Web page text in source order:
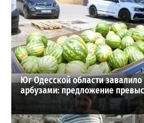
В одесском жилмассиве
мужчина: что известно
3
27-07-2026 в 13:47
ВИБОР РЕДАКЦИИ
Юг Одесской области
арбузами: предложение